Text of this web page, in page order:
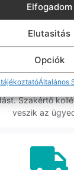
Elfogadom
Elutasitás
Opciók
Általános
Korrekt
de a
egy hiba, nem
Szakértő
veszik az